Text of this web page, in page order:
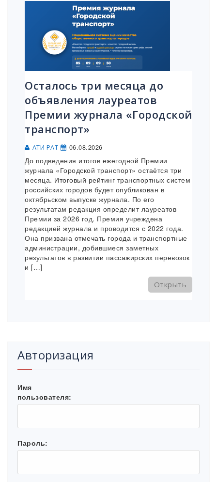
Осталось три месяца до
объявления лауреатов
Премии журнала «Городской
транспорт»
АТИ РАТ 06.08.2026
До подведения итогов ежегодной Премии
журнала «Городской транспорт» остаётся три
месяца. Итоговый рейтинг транспортных систем
российских городов будет опубликован в
октябрьском выпуске журнала. По его
результатам редакция определит лауреатов
Премии за 2026 год. Премия учреждена
редакцией журнала и проводится с 2022 года.
Она призвана отмечать города и транспортные
администрации, добившиеся заметных
результатов в развитии пассажирских перевозок
и […]
Открыть
Авторизация
Имя
пользователя:
Пароль: